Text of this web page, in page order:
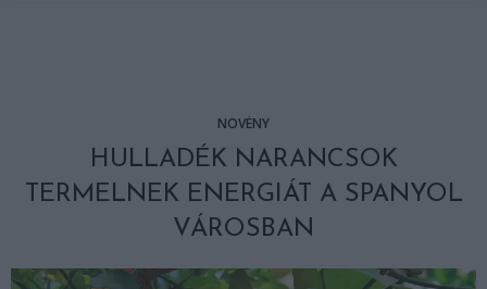
NÖVÉNY
HULLADÉK NARANCSOK
TERMELNEK ENERGIÁT A SPANYOL
VÁROSBAN